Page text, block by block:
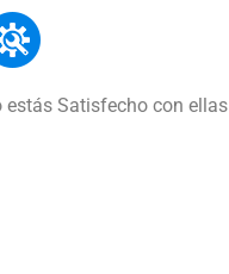
Satisfecho con ellas